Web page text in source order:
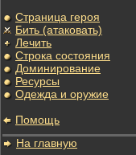
Страница героя
Бить (атаковать)
Лечить
Строка состояния
Доминирование
Ресурсы
Одежда и оружие
Помощь
На главную